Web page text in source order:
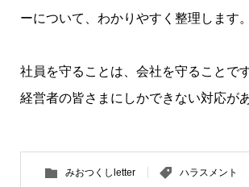
ーについて、わかりやすく整理します。
社員を守ることは、会社を守ることです
経営者の皆さまにしかできない対応が
みおつくしletter ハラスメント